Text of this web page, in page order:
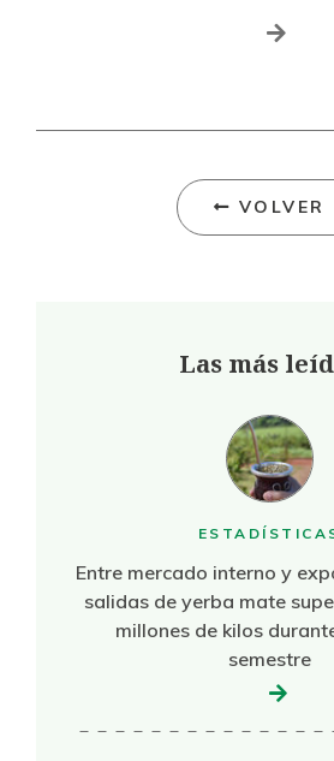
VOLVER
Las más
Entre mercado interno y
salidas de yerba mate
millones de kilos
semestre